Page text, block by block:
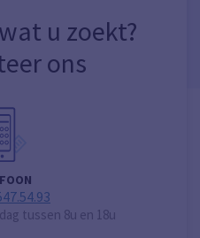
u zoekt?
ons
tussen 8u en 18u